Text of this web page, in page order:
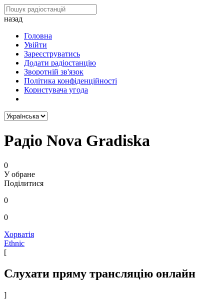
назад
Головна
Увійти
Зареєструватись
Додати радіостанцію
Зворотній зв'язок
Політика конфіденційності
Користувача угода
Радіо Nova Gradiska
0
У обране
Поділитися
0
0
Хорватія
Ethnic
[
Слухати пряму трансляцію онлайн
]